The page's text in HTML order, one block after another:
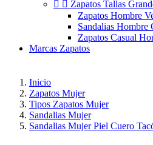
  Zapatos Tallas
Zapatos Hombre
Sandalias Hombre
Zapatos Casual
Marcas Zapatos
Inicio
Zapatos Mujer
Tipos Zapatos Mujer
Sandalias Mujer
Sandalias Mujer Piel Cuero